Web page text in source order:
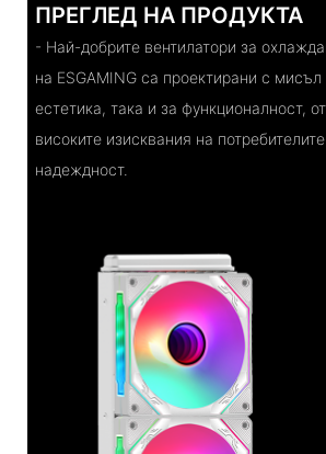
ПРЕГЛЕД НА ПРОДУКТА
- Най-добрите вентилатори за
на ESGAMING са проектирани с мисъл
естетика, така и за функционалност,
високите изисквания на
надеждност.